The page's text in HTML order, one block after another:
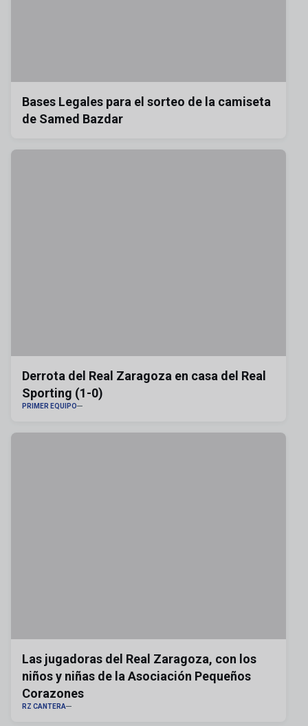
Bases Legales para el sorteo de la camiseta
de Samed Bazdar
Derrota del Real Zaragoza en casa del Real
Sporting (1-0)
PRIMER EQUIPO
Las jugadoras del Real Zaragoza, con los
niños y niñas de la Asociación Pequeños
Corazones
RZ CANTERA